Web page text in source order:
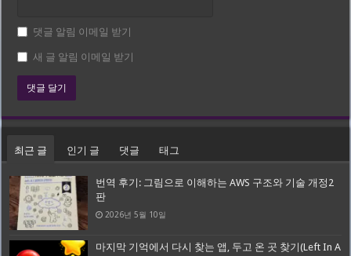
댓글 알림 이메일 받기
새 글 알림 이메일 받기
최근 글 인기 글 댓글 태그
번역 후기: 그림으로 이해하는 AWS 구조와 기술 개정2
판
2026년 5월 10일
마지막 기억에서 다시 찾는 앱, 두고 온 곳 찾기(Left In A